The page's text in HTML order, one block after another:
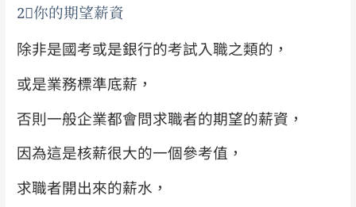
2⃣你的期望薪資
除非是國考或是銀行的考試入職之類的，
或是業務標準底薪，
否則一般企業都會問求職者的期望的薪資，
因為這是核薪很大的一個參考值，
求職者開出來的薪水，